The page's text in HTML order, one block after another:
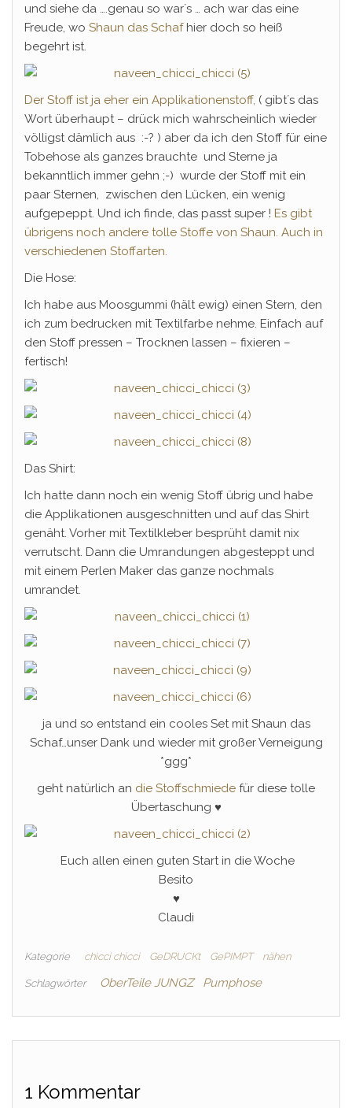
und siehe da ….genau so war´s … ach war das eine
Freude, wo Shaun das Schaf hier doch so heiß
begehrt ist.
Der Stoff ist ja eher ein Applikationenstoff, ( gibt´s das
Wort überhaupt – drück mich wahrscheinlich wieder
völligst dämlich aus :-? ) aber da ich den Stoff für eine
Tobehose als ganzes brauchte und Sterne ja
bekanntlich immer gehn ;-) wurde der Stoff mit ein
paar Sternen, zwischen den Lücken, ein wenig
aufgepeppt. Und ich finde, das passt super ! Es gibt
übrigens noch andere tolle Stoffe von Shaun. Auch in
verschiedenen Stoffarten.
Die Hose:
Ich habe aus Moosgummi (hält ewig) einen Stern, den
ich zum bedrucken mit Textilfarbe nehme. Einfach auf
den Stoff pressen – Trocknen lassen – fixieren –
fertisch!
Das Shirt:
Ich hatte dann noch ein wenig Stoff übrig und habe
die Applikationen ausgeschnitten und auf das Shirt
genäht. Vorher mit Textilkleber besprüht damit nix
verrutscht. Dann die Umrandungen abgesteppt und
mit einem Perlen Maker das ganze nochmals
umrandet.
ja und so entstand ein cooles Set mit Shaun das
Schaf…unser Dank und wieder mit großer Verneigung
*ggg*
geht natürlich an die Stoffschmiede für diese tolle
Übertaschung ♥
Euch allen einen guten Start in die Woche
Besito
♥
Claudi
Kategorie chicci chicci GeDRUCKt GePIMPT nähen
Schlagwörter OberTeile JUNGZ Pumphose
1 Kommentar